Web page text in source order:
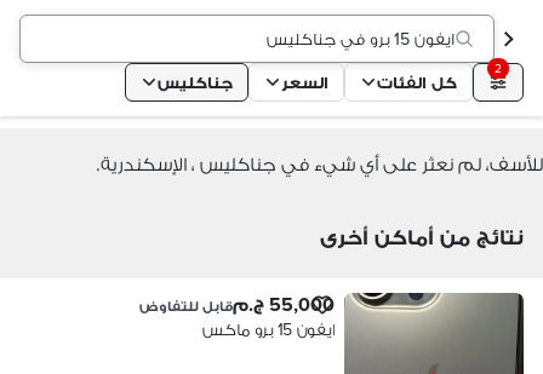
ايفون 15 برو في جناكليس
2
كل الفئات السعر جناكليس
للأسف، لم نعثر على أي شيء في جناكليس ، الإسكندرية.
نتائج من أماكن أخرى
55,000 ج.م قابل للتفاوض
ايفون 15 برو ماكس